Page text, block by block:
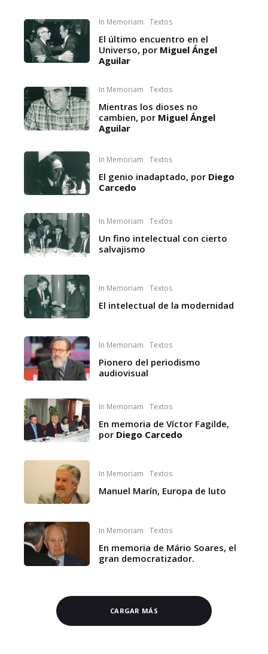
In Memoriam Textos
El último encuentro en el
Universo, por Miguel Ángel
Aguilar
In Memoriam Textos
Mientras los dioses no
cambien, por Miguel Ángel
Aguilar
In Memoriam Textos
El genio inadaptado, por Diego
Carcedo
In Memoriam Textos
Un fino intelectual con cierto
salvajismo
In Memoriam Textos
El intelectual de la modernidad
In Memoriam Textos
Pionero del periodismo
audiovisual
In Memoriam Textos
En memoria de Víctor Fagilde,
por Diego Carcedo
In Memoriam Textos
Manuel Marín, Europa de luto
In Memoriam Textos
En memoria de Mário Soares, el
gran democratizador.
CARGAR MÁS